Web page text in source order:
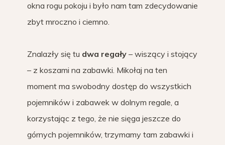
okna rogu pokoju i było nam tam zdecydowanie
zbyt mroczno i ciemno.
Znalazły się tu dwa regały – wiszący i stojący
– z koszami na zabawki. Mikołaj na ten
moment ma swobodny dostęp do wszystkich
pojemników i zabawek w dolnym regale, a
korzystając z tego, że nie sięga jeszcze do
górnych pojemników, trzymamy tam zabawki i